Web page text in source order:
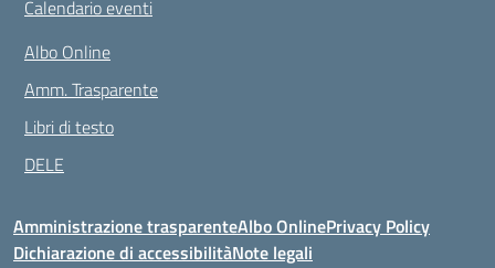
Calendario eventi
Albo Online
Amm. Trasparente
Libri di testo
DELE
Amministrazione trasparenteAlbo OnlinePrivacy Policy
Dichiarazione di accessibilitàNote legali